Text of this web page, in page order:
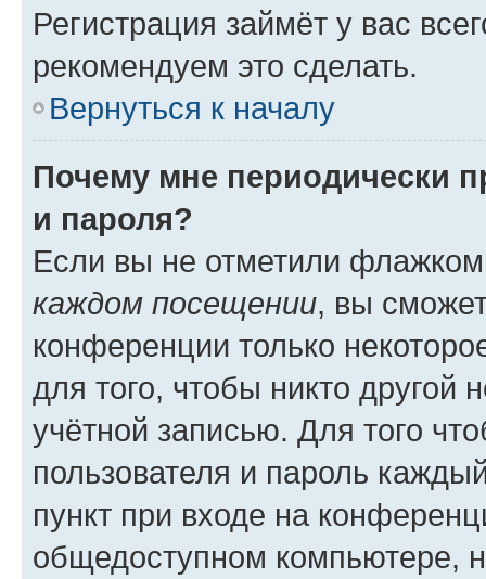
Регистрация займёт у вас
рекомендуем это сделать.
Вернуться к началу
Почему мне периодически
и пароля?
Если вы не отметили
каждом посещении, вы
конференции только
для того, чтобы никто другой
учётной записью. Для того
пользователя и пароль
пункт при входе на
общедоступном компьютере,